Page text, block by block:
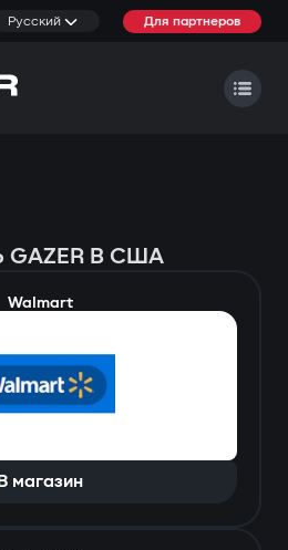
Русский Для партнеров
GAZER В США
Walmart
магазин